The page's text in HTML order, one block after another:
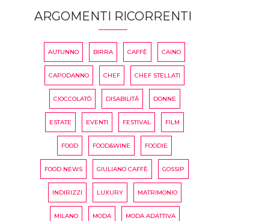
ARGOMENTI RICORRENTI
AUTUNNO BIRRA CAFFÈ CAINO
CAPODANNO CHEF CHEF STELLATI
CIOCCOLATÒ DISABILITÀ DONNE
ESTATE EVENTI FESTIVAL FILM
FOOD FOOD&WINE FOODIE
FOOD NEWS GIULIANO CAFFÈ GOSSIP
INDIRIZZI LUXURY MATRIMONIO
MILANO MODA MODA ADATTIVA